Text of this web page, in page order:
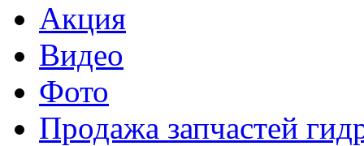
Акция
Видео
Фото
Продажа запчастей